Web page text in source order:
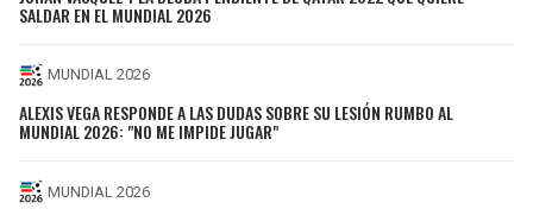
SALDAR EN EL MUNDIAL 2026
MUNDIAL 2026
ALEXIS VEGA RESPONDE A LAS DUDAS SOBRE SU LESIÓN RUMBO AL
MUNDIAL 2026: "NO ME IMPIDE JUGAR"
MUNDIAL 2026